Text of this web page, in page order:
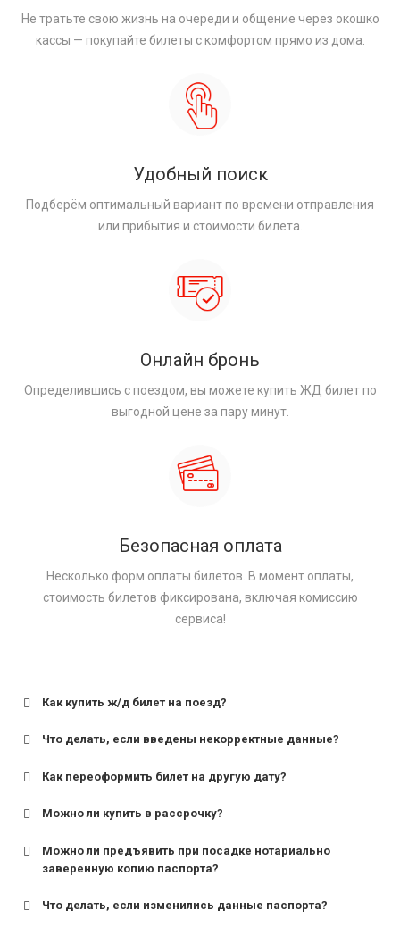
Не тратьте свою жизнь на очереди и общение через окошко
кассы — покупайте билеты с комфортом прямо из дома.
Удобный поиск
Подберём оптимальный вариант по времени отправления
или прибытия и стоимости билета.
Онлайн бронь
Определившись с поездом, вы можете купить ЖД билет по
выгодной цене за пару минут.
Безопасная оплата
Несколько форм оплаты билетов. В момент оплаты,
стоимость билетов фиксирована, включая комиссию
сервиса!
Как купить ж/д билет на поезд?
Что делать, если введены некорректные данные?
Как переоформить билет на другую дату?
Можно ли купить в рассрочку?
Можно ли предъявить при посадке нотариально
заверенную копию паспорта?
Что делать, если изменились данные паспорта?